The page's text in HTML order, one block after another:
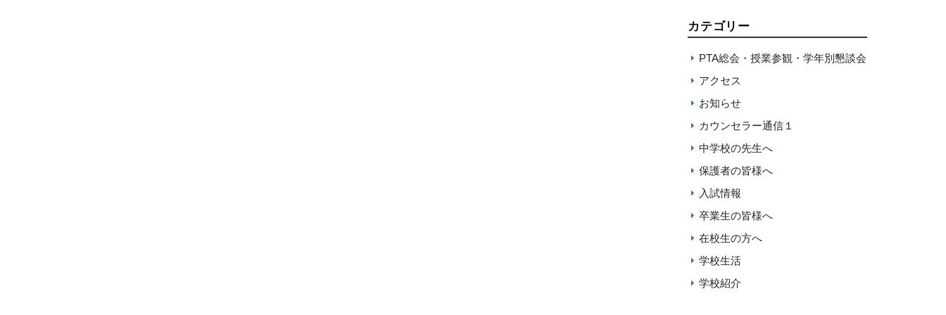
カテゴリー
PTA総会・授業参観・学年別懇談会
アクセス
お知らせ
カウンセラー通信１
中学校の先生へ
保護者の皆様へ
入試情報
卒業生の皆様へ
在校生の方へ
学校生活
学校紹介